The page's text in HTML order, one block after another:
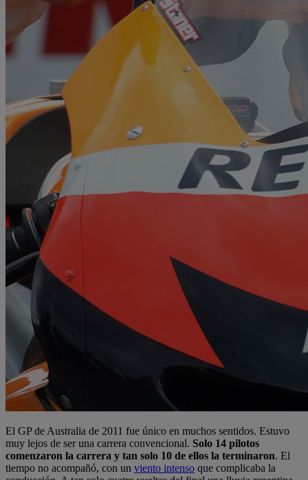
El GP de Australia de 2011 fue único en muchos sentidos. Estuvo
muy lejos de ser una carrera convencional. Solo 14 pilotos
comenzaron la carrera y tan solo 10 de ellos la terminaron. El
tiempo no acompañó, con un viento intenso que complicaba la